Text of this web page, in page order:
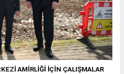
AMİRLİĞİ İÇİN ÇALIŞMALAR